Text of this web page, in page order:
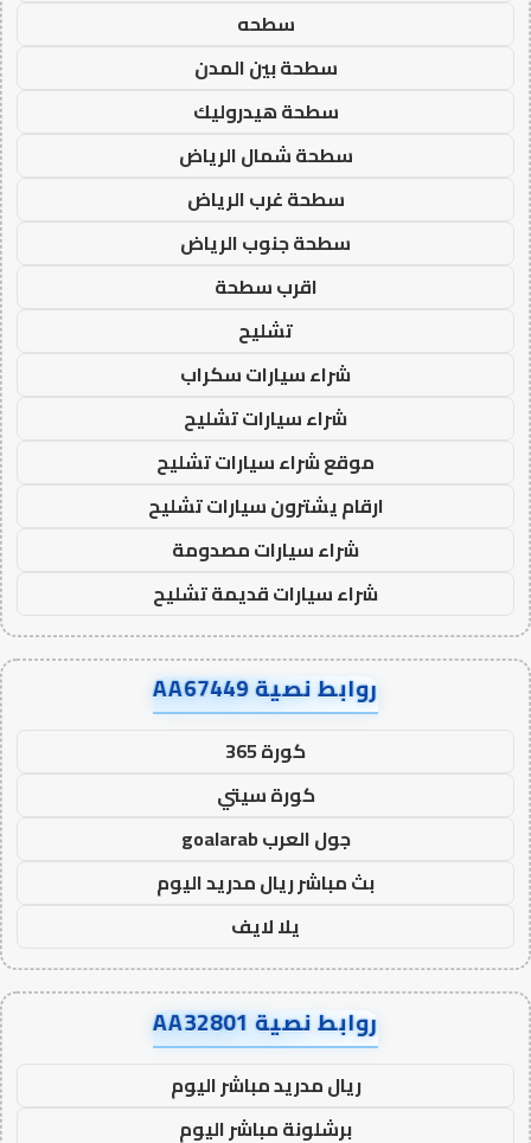
سطحه
سطحة بين المدن
سطحة هيدروليك
سطحة شمال الرياض
سطحة غرب الرياض
سطحة جنوب الرياض
اقرب سطحة
تشليح
شراء سيارات سكراب
شراء سيارات تشليح
موقع شراء سيارات تشليح
ارقام يشترون سيارات تشليح
شراء سيارات مصدومة
شراء سيارات قديمة تشليح
روابط نصية AA67449
كورة 365
كورة سيتي
جول العرب goalarab
بث مباشر ريال مدريد اليوم
يلا لايف
روابط نصية AA32801
ريال مدريد مباشر اليوم
برشلونة مباشر اليوم